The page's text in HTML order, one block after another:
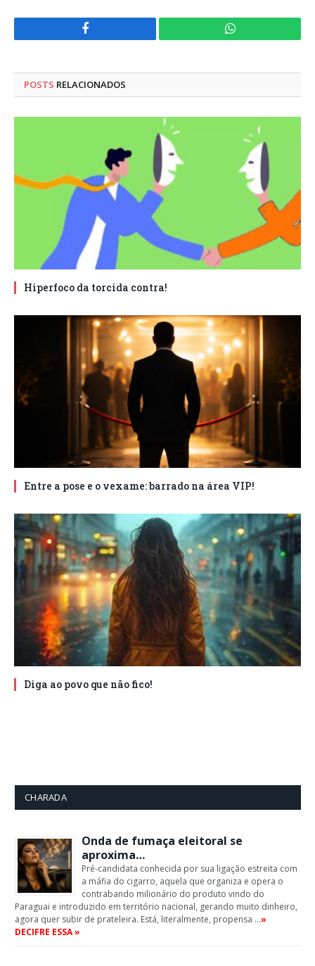
Facebook WhatsApp
POSTS RELACIONADOS
Hiperfoco da torcida contra!
Entre a pose e o vexame: barrado na área VIP!
Diga ao povo que não fico!
CHARADA
Onda de fumaça eleitoral se
aproxima…
Pré-candidata conhecida por sua ligação estreita com
a máfia do cigarro, aquela que organiza e opera o
contrabando milionário do produto vindo do
Paraguai e introduzido em território nacional, gerando muito dinheiro,
agora quer subir de prateleira. Está, literalmente, propensa …»
DECIFRE ESSA »